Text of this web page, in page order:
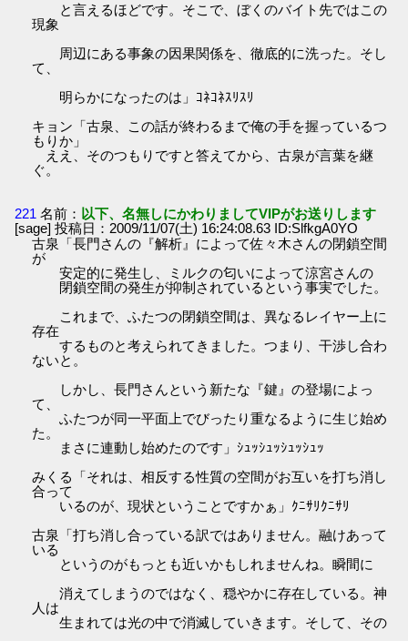
と言えるほどです。そこで、ぼくのバイト先ではこの
現象
周辺にある事象の因果関係を、徹底的に洗った。そし
て、
明らかになったのは」ｺﾈｺﾈｽﾘｽﾘ
キョン「古泉、この話が終わるまで俺の手を握っているつ
もりか」
ええ、そのつもりですと答えてから、古泉が言葉を継
ぐ。
221 名前： 以下、名無しにかわりましてVIPがお送りします
[sage] 投稿日：2009/11/07(土) 16:24:08.63 ID:SlfkgA0YO
古泉「長門さんの『解析』によって佐々木さんの閉鎖空間
が
安定的に発生し、ミルクの匂いによって涼宮さんの
閉鎖空間の発生が抑制されているという事実でした。
これまで、ふたつの閉鎖空間は、異なるレイヤー上に
存在
するものと考えられてきました。つまり、干渉し合わ
ないと。
しかし、長門さんという新たな『鍵』の登場によっ
て、
ふたつが同一平面上でびったり重なるように生じ始め
た。
まさに連動し始めたのです」ｼｭｯｼｭｯｼｭｯｼｭｯ
みくる「それは、相反する性質の空間がお互いを打ち消し
合って
いるのが、現状ということですかぁ」ｸﾆｻﾘｸﾆｻﾘ
古泉「打ち消し合っている訳ではありません。融けあって
いる
というのがもっとも近いかもしれませんね。瞬間に
消えてしまうのではなく、穏やかに存在している。神
人は
生まれては光の中で消滅していきます。そして、その